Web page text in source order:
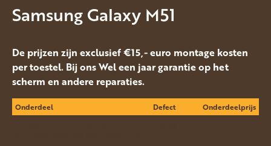
Samsung Galaxy M51
De prijzen zijn exclusief €15,- euro montage kosten
per toestel. Bij ons Wel een jaar garantie op het
scherm en andere reparaties.
Onderdeel Defect
Onderdeelprijs